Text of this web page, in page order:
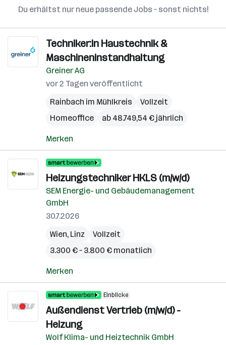
Du erhältst nur neue passende Jobs – sonst nichts!
Techniker:in Haustechnik &
Maschineninstandhaltung
Greiner AG
vor 2 Tagen veröffentlicht
Rainbach im Mühlkreis
Vollzeit
Homeoffice
ab 48.749,54 € jährlich
Merken
Heizungstechniker HKLS (m/w/d)
SEM Energie- und Gebäudemanagement
GmbH
30.7.2026
Wien, Linz
Vollzeit
3.300 € – 3.800 € monatlich
Merken
Einblicke
Außendienst Vertrieb (m/w/d) -
Heizung
Wolf Klima- und Heiztechnik GmbH